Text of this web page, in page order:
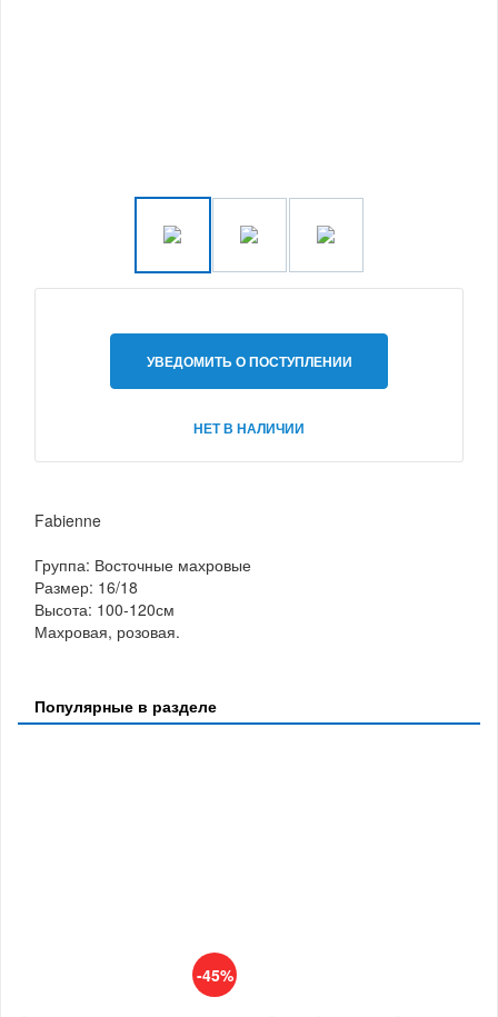
УВЕДОМИТЬ О ПОСТУПЛЕНИИ
НЕТ В НАЛИЧИИ
Fabienne
Группа: Восточные махровые
Размер: 16/18
Высота: 100-120см
Махровая, розовая.
Популярные в разделе
-45%